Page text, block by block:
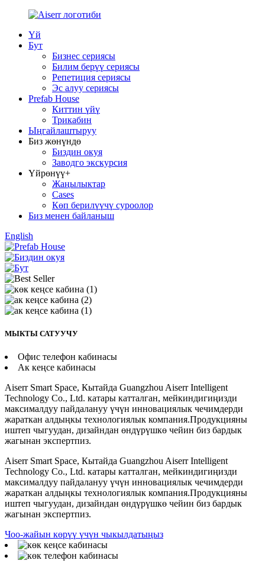
Үй
Бут
Бизнес сериясы
Билим берүү сериясы
Репетиция сериясы
Эс алуу сериясы
Prefab House
Киттин үйү
Трикабин
Ыңгайлаштыруу
Биз жөнүндө
Биздин окуя
Заводго экскурсия
Үйрөнүү+
Жаңылыктар
Cases
Көп берилүүчү суроолор
Биз менен байланыш
English
МЫКТЫ САТУУЧУ
Офис телефон кабинасы
Ак кеңсе кабинасы
Aiserr Smart Space, Кытайда Guangzhou Aiserr Intelligent
Technology Co., Ltd. катары катталган, мейкиндигиңизди
максималдуу пайдалануу үчүн инновациялык чечимдерди
жараткан алдыңкы технологиялык компания.Продукцияны
иштеп чыгуудан, дизайндан өндүрүшкө чейин биз бардык
жагынан экспертпиз.
Aiserr Smart Space, Кытайда Guangzhou Aiserr Intelligent
Technology Co., Ltd. катары катталган, мейкиндигиңизди
максималдуу пайдалануу үчүн инновациялык чечимдерди
жараткан алдыңкы технологиялык компания.Продукцияны
иштеп чыгуудан, дизайндан өндүрүшкө чейин биз бардык
жагынан экспертпиз.
Чоо-жайын көрүү үчүн чыкылдатыңыз